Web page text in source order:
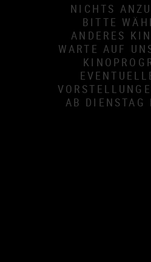
NICHTS
BITTE
ANDERES
WARTE AUF
AB DIENSTAG